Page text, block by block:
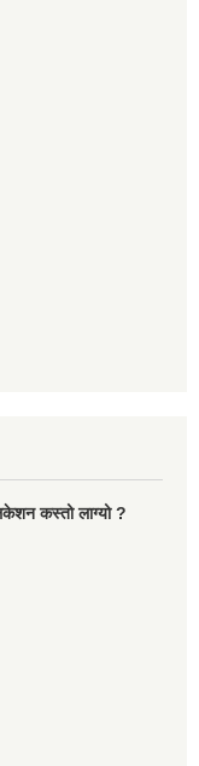
कस्तो लाग्यो ?